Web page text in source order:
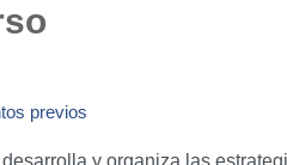
previos
y organiza las